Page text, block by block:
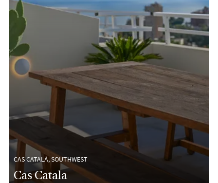
CAS CATALÀ, SOUTHWEST
Cas Catala